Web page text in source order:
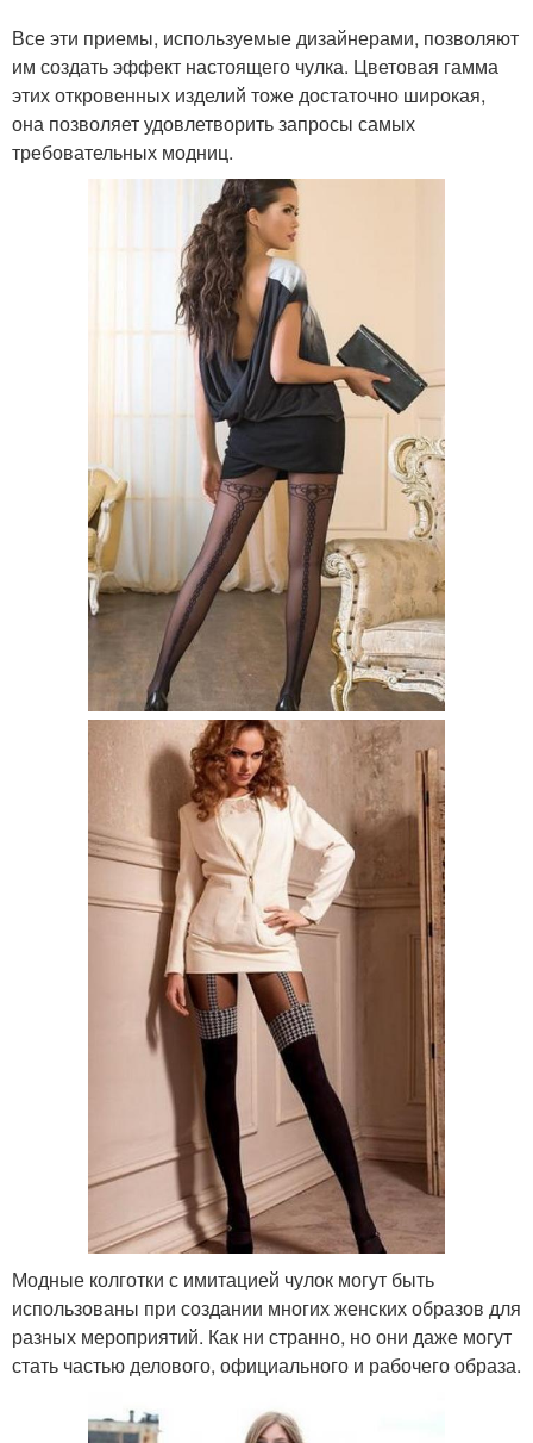
Все эти приемы, используемые дизайнерами, позволяют
им создать эффект настоящего чулка. Цветовая гамма
этих откровенных изделий тоже достаточно широкая,
она позволяет удовлетворить запросы самых
требовательных модниц.
Модные колготки с имитацией чулок могут быть
использованы при создании многих женских образов для
разных мероприятий. Как ни странно, но они даже могут
стать частью делового, официального и рабочего образа.